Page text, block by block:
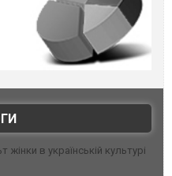
жінки в українській культурі